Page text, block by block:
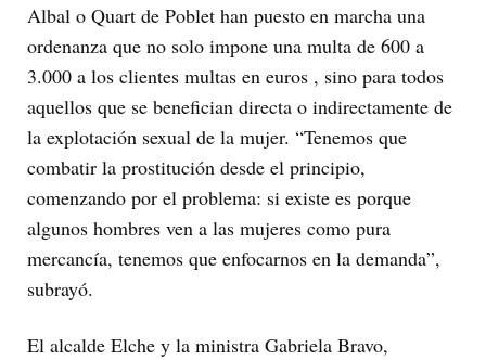
Albal o Quart de Poblet han puesto en marcha una
ordenanza que no solo impone una multa de 600 a
3.000 a los clientes multas en euros , sino para todos
aquellos que se benefician directa o indirectamente de
la explotación sexual de la mujer. “Tenemos que
combatir la prostitución desde el principio,
comenzando por el problema: si existe es porque
algunos hombres ven a las mujeres como pura
mercancía, tenemos que enfocarnos en la demanda”,
subrayó.
El alcalde Elche y la ministra Gabriela Bravo,